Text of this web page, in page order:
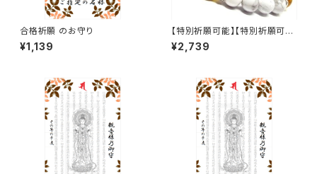
合格祈願 のお守り
¥1,139
【特別祈願可能】【特別祈願可
能】金運上昇と強い自信・ホワイ
トターコイズ パワーストーンブ
41【お届まで3〜14日】
¥2,739